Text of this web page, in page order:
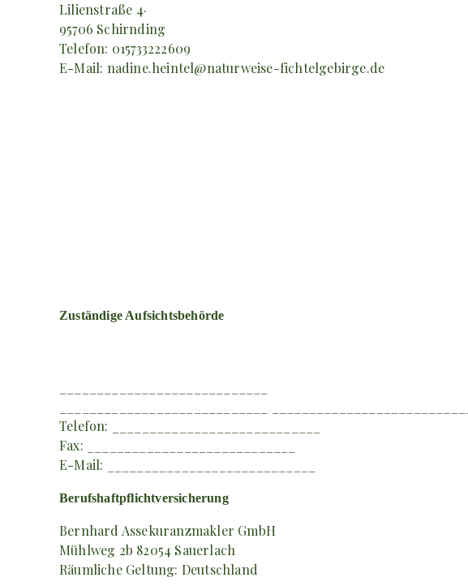
Lilienstraße 4·
95706 Schirnding
Telefon: 015733222609
E-Mail: nadine.heintel@naturweise-fichtelgebirge.de
Zuständige Aufsichtsbehörde
Telefon: ____________________________
Fax: ____________________________
E-Mail: ____________________________
Berufshaftpflichtversicherung
Bernhard Assekuranzmakler GmbH
Mühlweg 2b 82054 Sauerlach
Räumliche Geltung: Deutschland